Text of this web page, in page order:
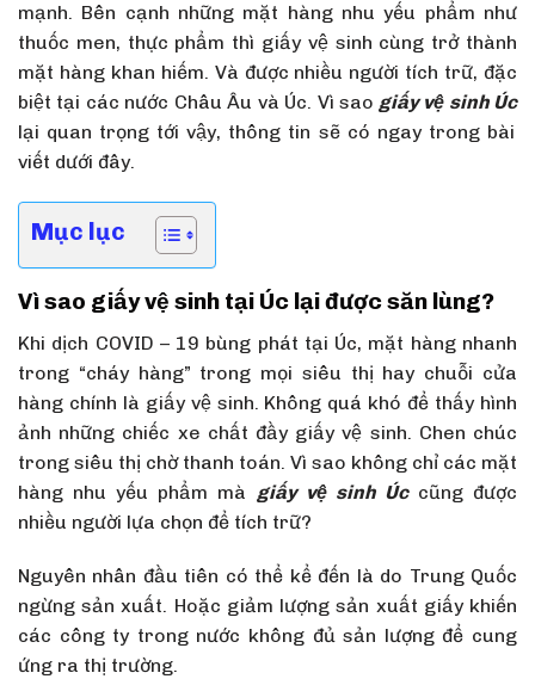
mạnh. Bên cạnh những mặt hàng nhu yếu phẩm như
thuốc men, thực phẩm thì giấy vệ sinh cùng trở thành
mặt hàng khan hiếm. Và được nhiều người tích trữ, đặc
biệt tại các nước Châu Âu và Úc. Vì sao giấy vệ sinh Úc
lại quan trọng tới vậy, thông tin sẽ có ngay trong bài
viết dưới đây.
Mục lục
Vì sao giấy vệ sinh tại Úc lại được săn lùng?
Khi dịch COVID – 19 bùng phát tại Úc, mặt hàng nhanh
trong “cháy hàng” trong mọi siêu thị hay chuỗi cửa
hàng chính là giấy vệ sinh. Không quá khó để thấy hình
ảnh những chiếc xe chất đầy giấy vệ sinh. Chen chúc
trong siêu thị chờ thanh toán. Vì sao không chỉ các mặt
hàng nhu yếu phẩm mà giấy vệ sinh Úccũng được
nhiều người lựa chọn để tích trữ?
Nguyên nhân đầu tiên có thể kể đến là do Trung Quốc
ngừng sản xuất. Hoặc giảm lượng sản xuất giấy khiến
các công ty trong nước không đủ sản lượng để cung
ứng ra thị trường.